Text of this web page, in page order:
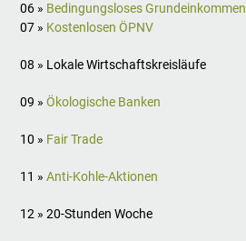
06 » Bedingungsloses Grundeinkommen
07 » Kostenlosen ÖPNV
08 » Lokale Wirtschaftskreisläufe
09 »Ökologische Banken
10 » Fair Trade
11 »Anti-Kohle-Aktionen
12 » 20-Stunden Woche